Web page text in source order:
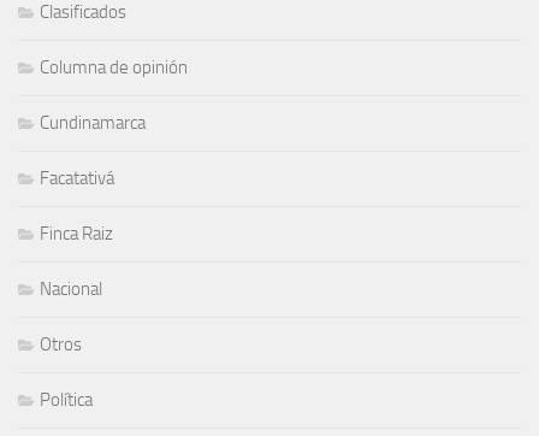
Clasificados
Columna de opinión
Cundinamarca
Facatativá
Finca Raiz
Nacional
Otros
Política